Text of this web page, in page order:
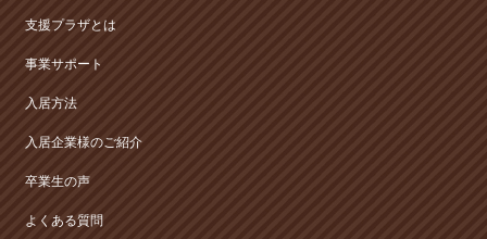
支援プラザとは
事業サポート
入居方法
入居企業様のご紹介
卒業生の声
よくある質問